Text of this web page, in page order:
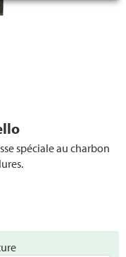
spéciale au charbon